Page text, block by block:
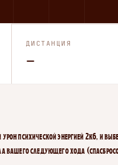
ДИСТАНЦИЯ
—
психической энергией 2к6, и
вашего следующего хода